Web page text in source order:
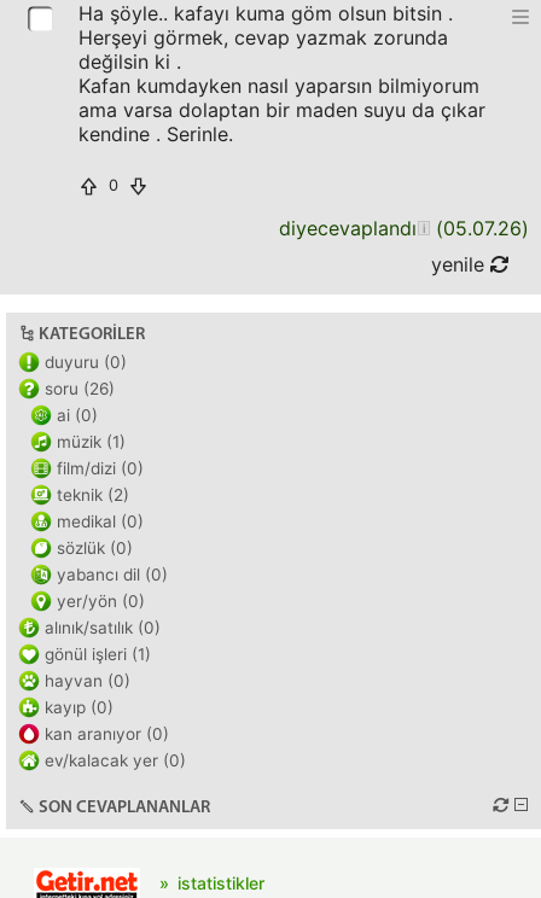
Ha şöyle.. kafayı kuma göm olsun bitsin .
Herşeyi görmek, cevap yazmak zorunda
değilsin ki .
Kafan kumdayken nasıl yaparsın bilmiyorum
ama varsa dolaptan bir maden suyu da çıkar
kendine . Serinle.
0
diyecevaplandı (05.07.26)
yenile
KATEGORILER
duyuru (0)
soru (26)
ai (0)
müzik (1)
film/dizi (0)
teknik (2)
medikal (0)
sözlük (0)
yabancı dil (0)
yer/yön (0)
alınık/satılık (0)
gönül işleri (1)
hayvan (0)
kayıp (0)
kan aranıyor (0)
ev/kalacak yer (0)
SON CEVAPLANANLAR
istatistikler